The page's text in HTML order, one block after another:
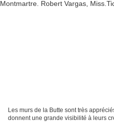
Les murs de la Butte sont très
donnent une grande visibilité à leurs